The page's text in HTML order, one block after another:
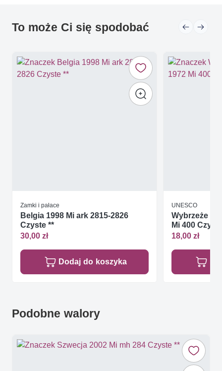
To może Ci się spodobać
Zamki i pałace
Belgia 1998 Mi ark 2815-2826
Czyste **
30,00 zł
Dodaj do koszyka
UNESCO
Wybrzeże
Mi 400
18,00 zł
Podobne walory